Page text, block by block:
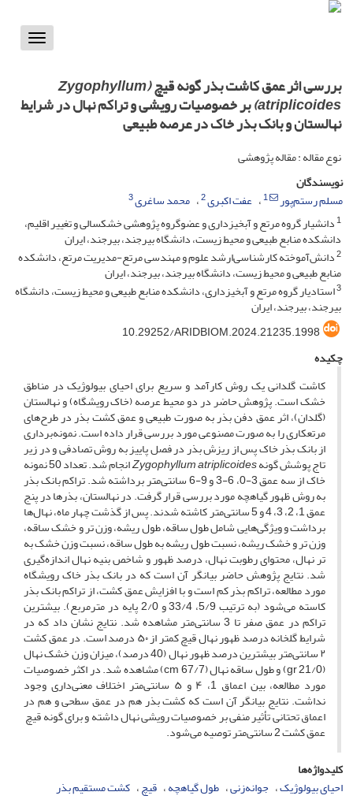
Toggle
بررسی اثر عمق کاشت بذر گونه قیچ(Zygophyllum
atriplicoides) بر خصوصیات رویشی و تراکم نهال در شرایط
نهالستان و بانک بذر خاک در عرصه طبیعی
نوع مقاله : مقاله پژوهشی
نویسندگان
مسلم رستم‌پور
1 عفت اکبری2 محمد ساغری3
1دانشیار گروه مرتع و آبخیزداری و عضوگروه پژوهشی خشکسالی و تغییر اقلیم،
دانشکده منابع طبیعی و محیط زیست، دانشگاه بیرجند، بیرجند، ایران
2دانش‌آموخته کارشناسی‌ارشد علوم و مهندسی مرتع-مدیریت مرتع، دانشکده
منابع طبیعی و محیط زیست، دانشگاه بیرجند، بیرجند، ایران
3استادیار گروه مرتع و آبخیزداری، دانشکده منابع طبیعی و محیط زیست، دانشگاه
بیرجند، بیرجند، ایران
10.29252/ARIDBIOM.2024.21235.1998
چکیده
کاشت گلدانی یک روش کارآمد و سریع برای احیای بیولوژیک در مناطق
خشک است. پژوهش حاضر در دو محیط عرصه (خاک رویشگاه) و نهالستان
(گلدان)، اثر عمق دفن بذر به صورت طبیعی و عمق کشت بذر در طرح‌های
مرتعکاری را به صورت مصنوعی مورد بررسی قرار داده است. نمونه‌برداری
از بانک بذر خاک پس از ریزش بذر در فصل پاییز به روش تصادفی و در زیر
تاج پوشش گونهZygophyllum atriplicoides انجام شد. تعداد 50 نمونه
خاک از سه عمق 3-0، 6-3 و 9-6 سانتی‌متر برداشته شد. تراکم بانک بذر
به روش ظهور گیاهچه مورد بررسی قرار گرفت. در نهالستان، بذرها در پنج
عمق 1، 2، 3، 4 و 5 سانتی‌متر کاشته شدند. پس از گذشت چهار ماه، نهال‌ها
برداشت و ویژگی‌هایی شامل طول ساقه، طول ریشه، وزن تر و خشک ساقه،
وزن تر و خشک ریشه، نسبت طول ریشه به طول ساقه، نسبت وزن خشک به
تر نهال، محتوای رطوبت نهال، درصد ظهور و شاخص بنیه نهال اندازه‌گیری
شد. نتایج پژوهش حاضر بیانگر آن است که در بانک بذر خاک رویشگاه
مورد مطالعه، تراکم بذر کم است و با افزایش عمق کشت، از تراکم بانک بذر
کاسته می‌شود (به ترتیب 5/9، 33/4 و 2/0 پایه در مترمربع). بیشترین
تراکم در عمق صفر تا 3 سانتی‌متر مشاهده شد. نتایج نشان داد که در
شرایط گلخانه درصد ظهور نهال قیچ کمتر از ۵۰ درصد است. در عمق کشت
۲ سانتی‌متر بیشترین درصد ظهور نهال (40 درصد)، میزان وزن خشک نهال
(gr 21/0) و طول ساقه نهال (cm 67/7) مشاهده شد. در اکثر خصوصیات
مورد مطالعه، بین اعماق 1، ۴ و ۵ سانتی‌متر اختلاف معنی‌داری وجود
نداشت. نتایج بیانگر آن است که کشت بذر هم در عمق سطحی و هم در
اعماق تحتانی تأثیر منفی بر خصوصیات رویشی نهال داشته و برای گونه قیچ
عمق کشت 2 سانتی‌متر توصیه می‌شود.
کلیدواژه‌ها
احیای بیولوژیک جوانه‌زنی طول گیاهچه قیچ کشت مستقیم بذر